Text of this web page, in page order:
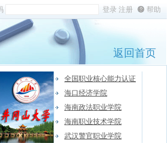
帮助
返回首页
全国职业核心能力认证
海口经济学院
海南政法职业学院
海南职业技术学院
武汉警官职业学院